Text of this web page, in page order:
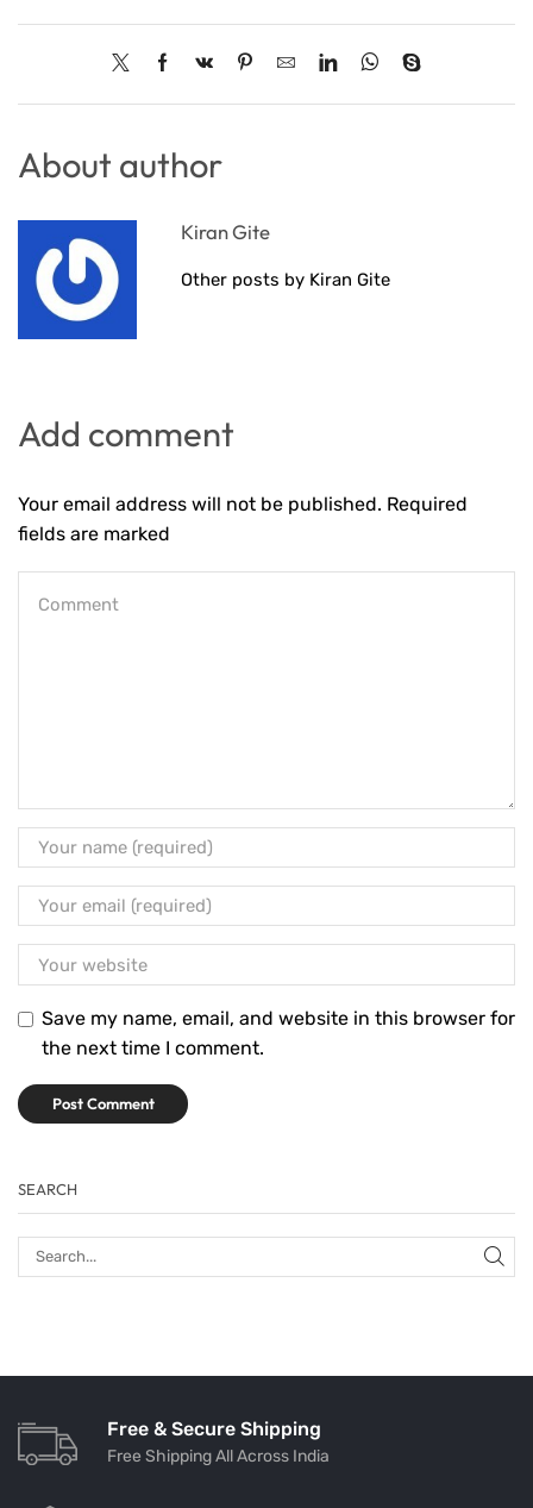
About author
Kiran Gite
Other posts by Kiran Gite
Add comment
Your email address will not be published. Required
fields are marked
Save my name, email, and website in this browser for
the next time I comment.
SEARCH
Free & Secure Shipping
Free Shipping All Across India